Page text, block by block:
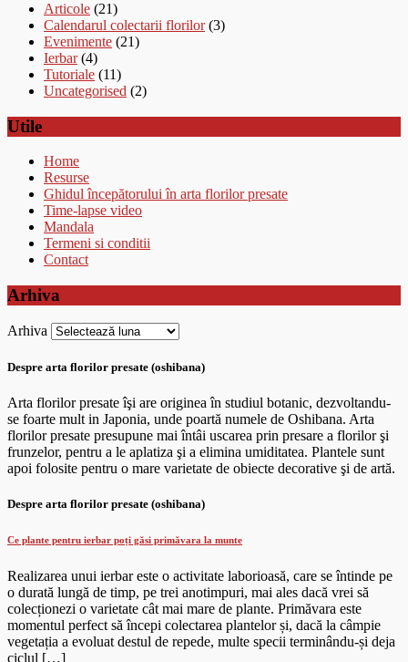
Articole (21)
Calendarul colectarii florilor(3)
Evenimente (21)
Ierbar(4)
Tutoriale (11)
Uncategorised (2)
Utile
Home
Resurse
Ghidul începătorului în arta florilor presate
Time-lapse video
Mandala
Termeni si conditii
Contact
Arhiva
Arhiva
Despre arta florilor presate (oshibana)
Arta florilor presate îşi are originea în studiul botanic, dezvoltandu-
se foarte mult in Japonia, unde poartă numele de Oshibana. Arta
florilor presate presupune mai întâi uscarea prin presare a florilor şi
frunzelor, pentru a le aplatiza şi a elimina umiditatea. Plantele sunt
apoi folosite pentru o mare varietate de obiecte decorative şi de artă.
Despre arta florilor presate (oshibana)
Ce plante pentru ierbar poți găsi primăvara la munte
Realizarea unui ierbar este o activitate laborioasă, care se întinde pe
o durată lungă de timp, pe trei anotimpuri, mai ales dacă vrei să
colecționezi o varietate cât mai mare de plante. Primăvara este
momentul perfect să începi colectarea plantelor și, dacă la câmpie
vegetația a evoluat destul de repede, multe specii terminându-și deja
ciclul […]